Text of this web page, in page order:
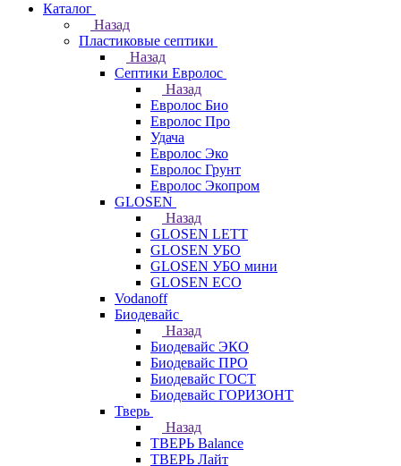
Каталог
Назад
Пластиковые септики
Назад
Септики Евролос
Назад
Евролос Био
Евролос Про
Удача
Евролос Эко
Евролос Грунт
Евролос Экопром
GLOSEN
Назад
GLOSEN LETT
GLOSEN УБО
GLOSEN УБО мини
GLOSEN ECO
Vodanoff
Биодевайс
Назад
Биодевайс ЭКО
Биодевайс ПРО
Биодевайс ГОСТ
Биодевайс ГОРИЗОНТ
Тверь
Назад
ТВЕРЬ Balance
ТВЕРЬ Лайт